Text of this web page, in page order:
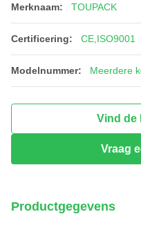
Merknaam: TOUPACK
Certificering: CE,ISO9001
Modelnummer: Meerdere
Vind de
Vraag
Productgegevens